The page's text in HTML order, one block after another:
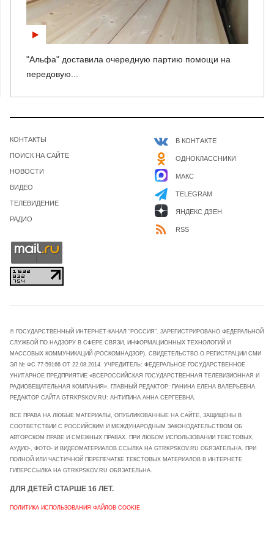
"Альфа" доставила очередную партию помощи на
передовую...
КОНТАКТЫ
ПОИСК НА САЙТЕ
НОВОСТИ
ВИДЕО
ТЕЛЕВИДЕНИЕ
РАДИО
В КОНТАКТЕ
ОДНОКЛАССНИКИ
МАКС
TELEGRAM
ЯНДЕКС ДЗЕН
RSS
© ГОСУДАРСТВЕННЫЙ ИНТЕРНЕТ-КАНАЛ "РОССИЯ". ЗАРЕГИСТРИРОВАНО ФЕДЕРАЛЬНОЙ
СЛУЖБОЙ ПО НАДЗОРУ В СФЕРЕ СВЯЗИ, ИНФОРМАЦИОННЫХ ТЕХНОЛОГИЙ И
МАССОВЫХ КОММУНИКАЦИЙ (РОСКОМНАДЗОР). СВИДЕТЕЛЬСТВО О РЕГИСТРАЦИИ СМИ
ЭЛ № ФС 77-59166 ОТ 22.08.2014. УЧРЕДИТЕЛЬ: ФЕДЕРАЛЬНОЕ ГОСУДАРСТВЕННОЕ
УНИТАРНОЕ ПРЕДПРИЯТИЕ «ВСЕРОССИЙСКАЯ ГОСУДАРСТВЕННАЯ ТЕЛЕВИЗИОННАЯ И
РАДИОВЕЩАТЕЛЬНАЯ КОМПАНИЯ». ГЛАВНЫЙ РЕДАКТОР: ПАНИНА ЕЛЕНА ВАЛЕРЬЕВНА.
РЕДАКТОР САЙТА GTRKPSKOV.RU: АНТИПИНА АННА СЕРГЕЕВНА.
ВСЕ ПРАВА НА ЛЮБЫЕ МАТЕРИАЛЫ, ОПУБЛИКОВАННЫЕ НА САЙТЕ, ЗАЩИЩЕНЫ В
СООТВЕТСТВИИ С РОССИЙСКИМ И МЕЖДУНАРОДНЫМ ЗАКОНОДАТЕЛЬСТВОМ ОБ
АВТОРСКОМ ПРАВЕ И СМЕЖНЫХ ПРАВАХ. ПРИ ЛЮБОМ ИСПОЛЬЗОВАНИИ ТЕКСТОВЫХ,
АУДИО-, ФОТО- И ВИДЕОМАТЕРИАЛОВ ССЫЛКА НА GTRKPSKOV.RU ОБЯЗАТЕЛЬНА. ПРИ
ПОЛНОЙ ИЛИ ЧАСТИЧНОЙ ПЕРЕПЕЧАТКЕ ТЕКСТОВЫХ МАТЕРИАЛОВ В ИНТЕРНЕТЕ
ГИПЕРССЫЛКА НА GTRKPSKOV.RU ОБЯЗАТЕЛЬНА.
ДЛЯ ДЕТЕЙ СТАРШЕ 16 ЛЕТ.
ПОЛИТИКА ИСПОЛЬЗОВАНИЯ ФАЙЛОВ COOKIE